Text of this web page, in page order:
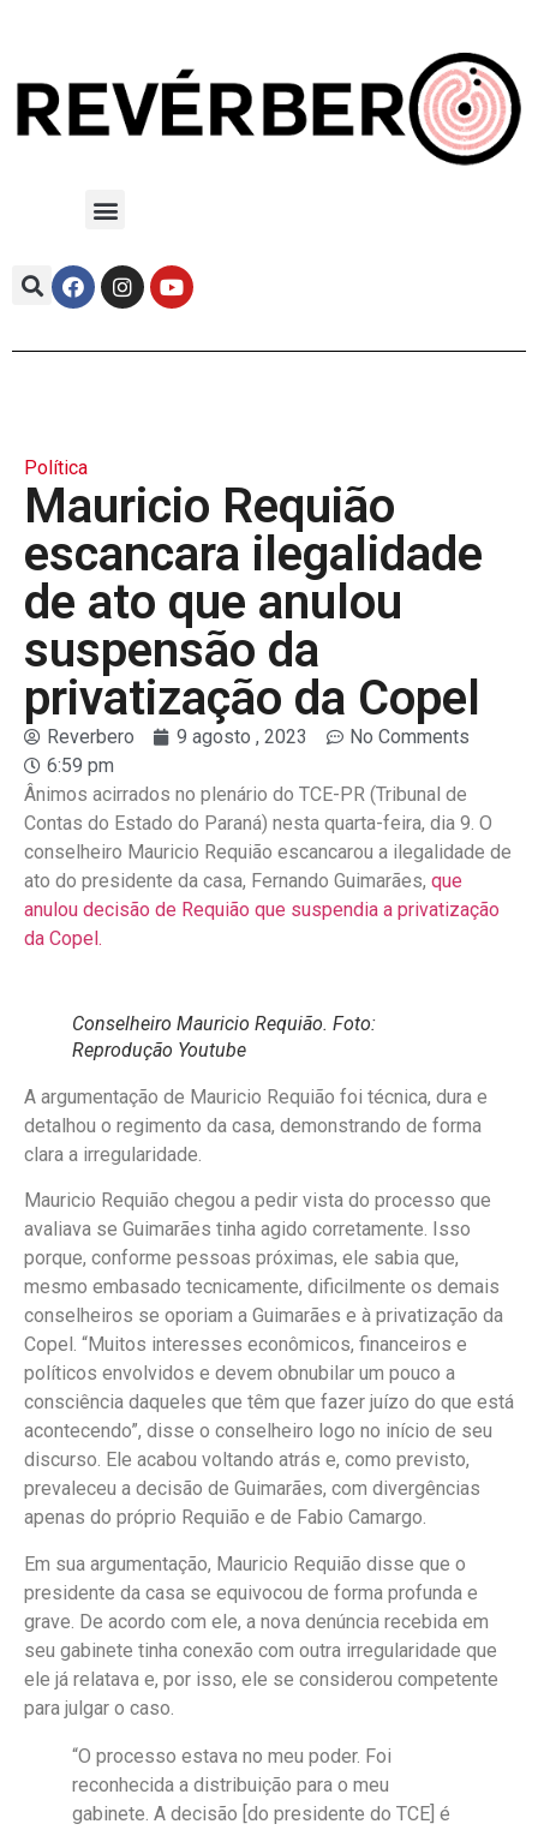
Política
Mauricio Requião
escancara ilegalidade
de ato que anulou
suspensão da
privatização da Copel
Reverbero 9 agosto , 2023
No Comments
6:59 pm
Ânimos acirrados no plenário do TCE-PR (Tribunal de
Contas do Estado do Paraná) nesta quarta-feira, dia 9. O
conselheiro Mauricio Requião escancarou a ilegalidade de
ato do presidente da casa, Fernando Guimarães, que
anulou decisão de Requião que suspendia a privatização
da Copel.
Conselheiro Mauricio Requião. Foto:
Reprodução Youtube
A argumentação de Mauricio Requião foi técnica, dura e
detalhou o regimento da casa, demonstrando de forma
clara a irregularidade.
Mauricio Requião chegou a pedir vista do processo que
avaliava se Guimarães tinha agido corretamente. Isso
porque, conforme pessoas próximas, ele sabia que,
mesmo embasado tecnicamente, dificilmente os demais
conselheiros se oporiam a Guimarães e à privatização da
Copel. “Muitos interesses econômicos, financeiros e
políticos envolvidos e devem obnubilar um pouco a
consciência daqueles que têm que fazer juízo do que está
acontecendo”, disse o conselheiro logo no início de seu
discurso. Ele acabou voltando atrás e, como previsto,
prevaleceu a decisão de Guimarães, com divergências
apenas do próprio Requião e de Fabio Camargo.
Em sua argumentação, Mauricio Requião disse que o
presidente da casa se equivocou de forma profunda e
grave. De acordo com ele, a nova denúncia recebida em
seu gabinete tinha conexão com outra irregularidade que
ele já relatava e, por isso, ele se considerou competente
para julgar o caso.
“O processo estava no meu poder. Foi
reconhecida a distribuição para o meu
gabinete. A decisão [do presidente do TCE] é